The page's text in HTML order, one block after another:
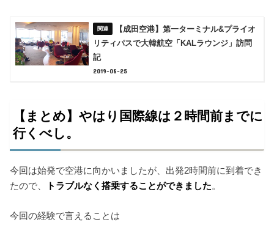
【成田空港】第一ターミナル&プライオ
リティパスで大韓航空「KALラウンジ」訪問
記
2019-08-25
【まとめ】やはり国際線は２時間前までに
行くべし。
今回は始発で空港に向かいましたが、出発2時間前に到着でき
たので、
トラブルなく搭乗することができました。
今回の経験で言えることは